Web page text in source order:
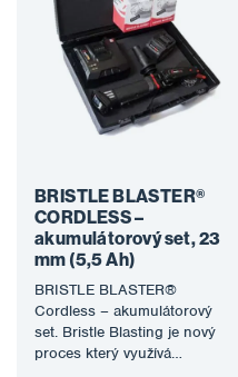
BRISTLE BLASTER®
CORDLESS –
akumulátorový set, 23
mm (5,5 Ah)
BRISTLE BLASTER®
Cordless – akumulátorový
set. Bristle Blasting je nový
proces který využívá